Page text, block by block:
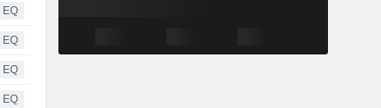
EQ
EQ
EQ
EQ